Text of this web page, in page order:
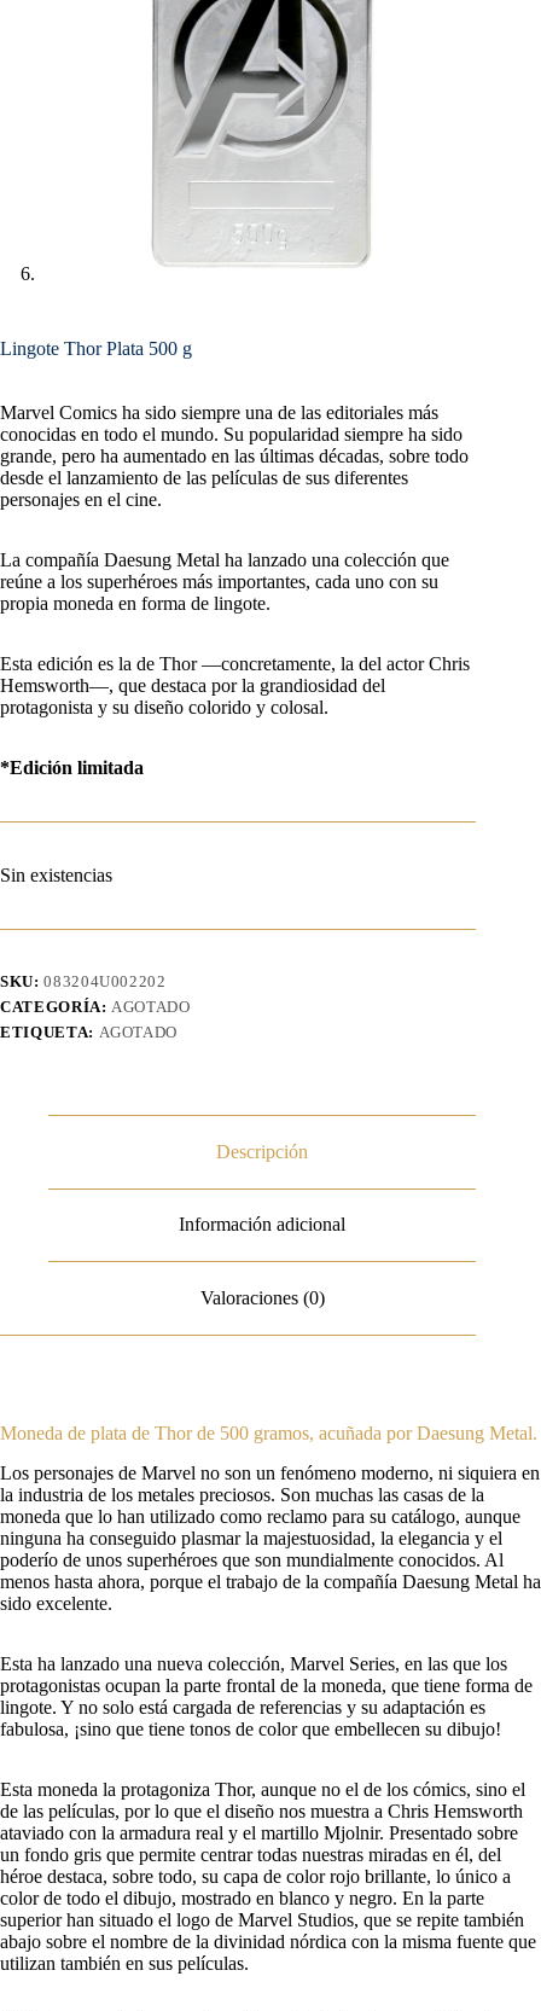
Lingote Thor Plata 500 g
Marvel Comics ha sido siempre una de las editoriales más
conocidas en todo el mundo. Su popularidad siempre ha sido
grande, pero ha aumentado en las últimas décadas, sobre todo
desde el lanzamiento de las películas de sus diferentes
personajes en el cine.
La compañía Daesung Metal ha lanzado una colección que
reúne a los superhéroes más importantes, cada uno con su
propia moneda en forma de lingote.
Esta edición es la de Thor —concretamente, la del actor Chris
Hemsworth—, que destaca por la grandiosidad del
protagonista y su diseño colorido y colosal.
*Edición limitada
Sin existencias
SKU:083204U002202
CATEGORÍA: AGOTADO
ETIQUETA: AGOTADO
Descripción
Información adicional
Valoraciones (0)
Moneda de plata de Thor de 500 gramos, acuñada por Daesung Metal.
Los personajes de Marvel no son un fenómeno moderno, ni siquiera en
la industria de los metales preciosos. Son muchas las casas de la
moneda que lo han utilizado como reclamo para su catálogo, aunque
ninguna ha conseguido plasmar la majestuosidad, la elegancia y el
poderío de unos superhéroes que son mundialmente conocidos. Al
menos hasta ahora, porque el trabajo de la compañía Daesung Metal ha
sido excelente.
Esta ha lanzado una nueva colección, Marvel Series, en las que los
protagonistas ocupan la parte frontal de la moneda, que tiene forma de
lingote. Y no solo está cargada de referencias y su adaptación es
fabulosa, ¡sino que tiene tonos de color que embellecen su dibujo!
Esta moneda la protagoniza Thor, aunque no el de los cómics, sino el
de las películas, por lo que el diseño nos muestra a Chris Hemsworth
ataviado con la armadura real y el martillo Mjolnir. Presentado sobre
un fondo gris que permite centrar todas nuestras miradas en él, del
héroe destaca, sobre todo, su capa de color rojo brillante, lo único a
color de todo el dibujo, mostrado en blanco y negro. En la parte
superior han situado el logo de Marvel Studios, que se repite también
abajo sobre el nombre de la divinidad nórdica con la misma fuente que
utilizan también en sus películas.